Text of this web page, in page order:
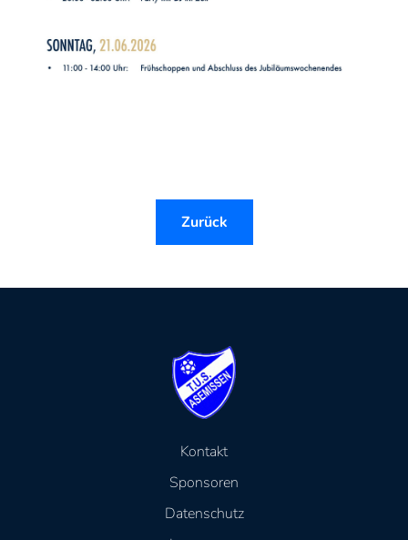
Zurück
Kontakt
Sponsoren
Datenschutz